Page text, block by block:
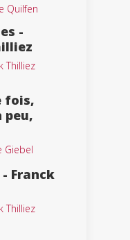
Quilfen
-
Thilliez
fois,
peu,
Giebel
Franck
Thilliez